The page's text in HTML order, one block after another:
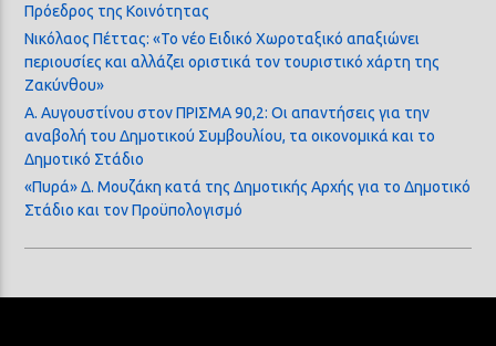
Πρόεδρος της Κοινότητας
Νικόλαος Πέττας: «Το νέο Ειδικό Χωροταξικό απαξιώνει
περιουσίες και αλλάζει οριστικά τον τουριστικό χάρτη της
Ζακύνθου»
Α. Αυγουστίνου στον ΠΡΙΣΜΑ 90,2: Οι απαντήσεις για την
αναβολή του Δημοτικού Συμβουλίου, τα οικονομικά και το
Δημοτικό Στάδιο
«Πυρά» Δ. Μουζάκη κατά της Δημοτικής Αρχής για το Δημοτικό
Στάδιο και τον Προϋπολογισμό